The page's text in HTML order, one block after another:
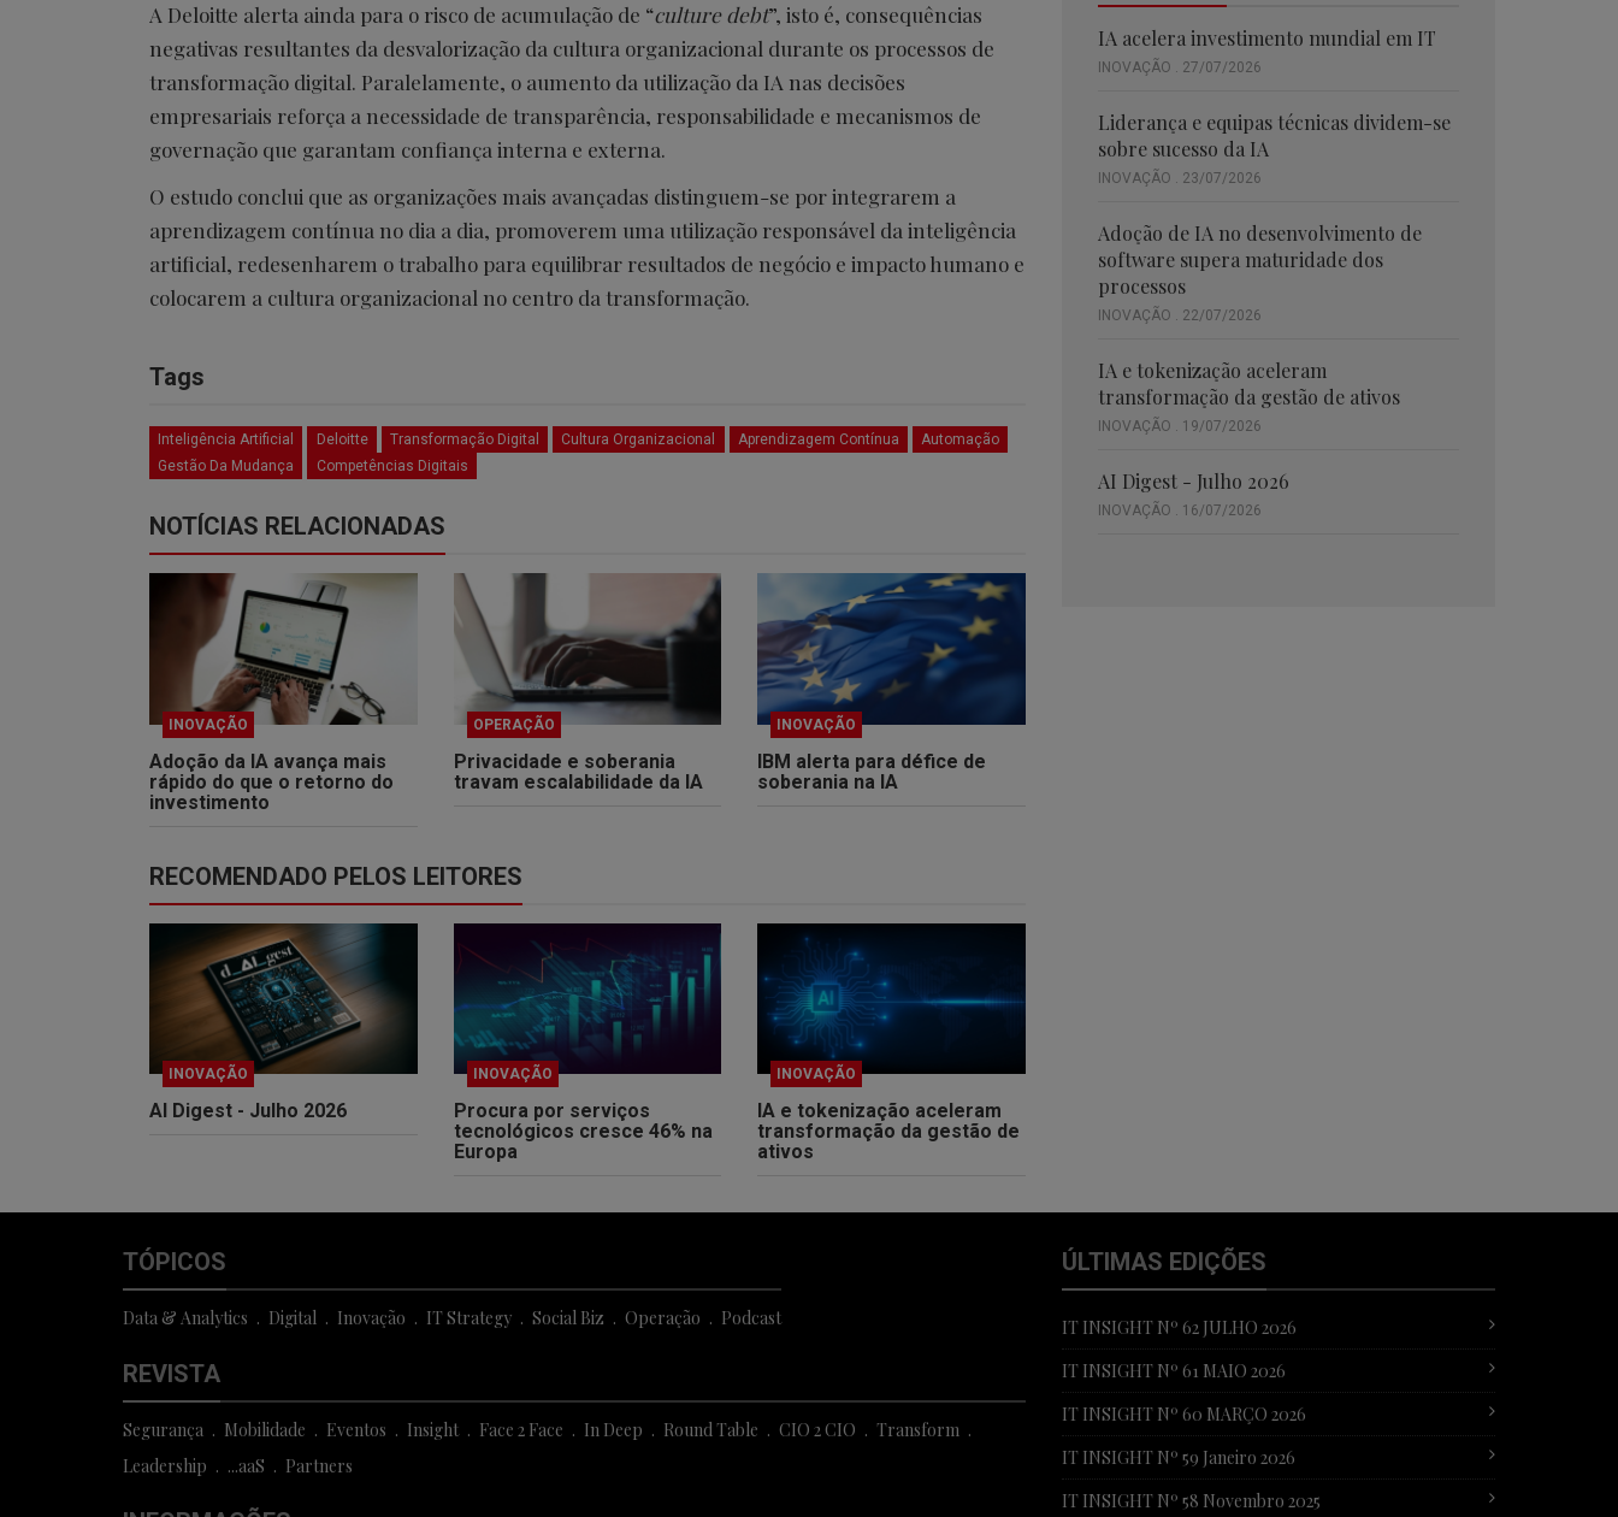
A Deloitte alerta ainda para o risco de acumulação de “culture debt”, isto é, consequências
negativas resultantes da desvalorização da cultura organizacional durante os processos de
transformação digital. Paralelamente, o aumento da utilização da IA nas decisões
empresariais reforça a necessidade de transparência, responsabilidade e mecanismos de
governação que garantam confiança interna e externa.
O estudo conclui que as organizações mais avançadas distinguem-se por integrarem a
aprendizagem contínua no dia a dia, promoverem uma utilização responsável da inteligência
artificial, redesenharem o trabalho para equilibrar resultados de negócio e impacto humano e
colocarem a cultura organizacional no centro da transformação.
Tags
Inteligência Artificial Deloitte Transformação Digital Cultura Organizacional Aprendizagem Contínua
Automação
Gestão Da Mudança
Competências Digitais
NOTÍCIAS RELACIONADAS
INOVAÇÃO
Adoção da IA avança mais
rápido do que o retorno do
investimento
OPERAÇÃO
Privacidade e soberania
travam escalabilidade da IA
INOVAÇÃO
IBM alerta para défice de
soberania na IA
RECOMENDADO PELOS LEITORES
INOVAÇÃO
AI Digest - Julho 2026
INOVAÇÃO
Procura por serviços
tecnológicos cresce 46% na
Europa
INOVAÇÃO
IA e tokenização aceleram
transformação da gestão de
ativos
IA acelera investimento mundial em IT
INOVAÇÃO . 27/07/2026
Liderança e equipas técnicas dividem-se
sobre sucesso da IA
INOVAÇÃO . 23/07/2026
Adoção de IA no desenvolvimento de
software supera maturidade dos
processos
INOVAÇÃO . 22/07/2026
IA e tokenização aceleram
transformação da gestão de ativos
INOVAÇÃO . 19/07/2026
AI Digest - Julho 2026
INOVAÇÃO . 16/07/2026
ÚLTIMAS EDIÇÕES
IT INSIGHT Nº 62 JULHO 2026
IT INSIGHT Nº 61 MAIO 2026
IT INSIGHT Nº 60 MARÇO 2026
IT INSIGHT Nº 59 Janeiro 2026
IT INSIGHT Nº 58 Novembro 2025
TÓPICOS
Data & Analytics Digital Inovação IT Strategy Social Biz Operação Podcast
REVISTA
Segurança Mobilidade Eventos Insight Face 2 Face In Deep Round Table CIO 2 CIO
Transform
Leadership
...aaS Partners